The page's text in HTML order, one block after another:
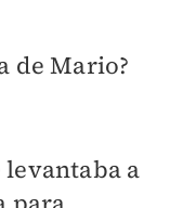
de Mario?
a